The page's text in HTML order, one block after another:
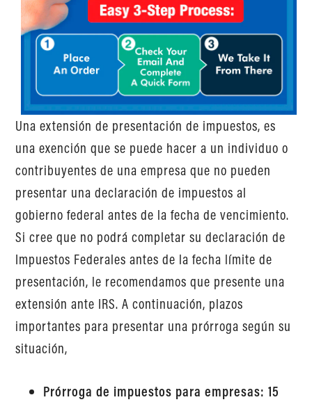
Una extensión de presentación de impuestos, es
una exención que se puede hacer a un individuo o
contribuyentes de una empresa que no pueden
presentar una declaración de impuestos al
gobierno federal antes de la fecha de vencimiento.
Si cree que no podrá completar su declaración de
Impuestos Federales antes de la fecha límite de
presentación, le recomendamos que presente una
extensión ante IRS. A continuación, plazos
importantes para presentar una prórroga según su
situación,
Prórroga de impuestos para empresas: 15